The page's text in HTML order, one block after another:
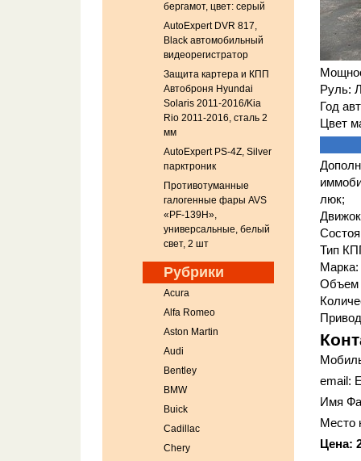
бергамот, цвет: серый
AutoExpert DVR 817,
Black автомобильный
видеорегистратор
Защита картера и КПП
Автоброня Hyundai
Solaris 2011-2016/Kia
Rio 2011-2016, сталь 2
мм
AutoExpert PS-4Z, Silver
парктроник
Противотуманные
галогенные фары AVS
«PF-139H»,
универсальные, белый
свет, 2 шт
Рубрики
Acura
Alfa Romeo
Aston Martin
Audi
Bentley
BMW
Buick
Cadillac
Chery
Руль:
Год
Цвет
люк;
Тип
Объем
email:
Имя
Место
Цена: